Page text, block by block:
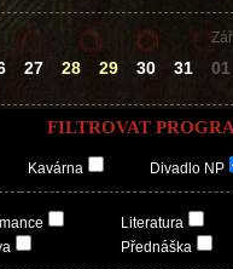
27 28 29 30 31 01
FILTROVAT
Kavárna Divadlo NP
Literatura
Přednáška